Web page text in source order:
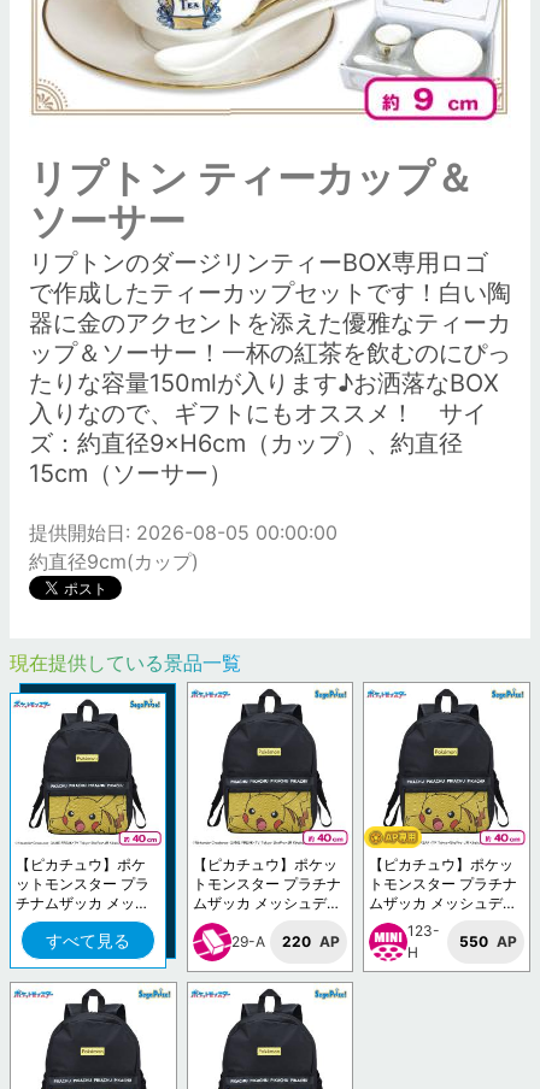
リプトン ティーカップ＆
ソーサー
リプトンのダージリンティーBOX専用ロゴ
で作成したティーカップセットです！白い陶
器に金のアクセントを添えた優雅なティーカ
ップ＆ソーサー！一杯の紅茶を飲むのにぴっ
たりな容量150mlが入ります♪お洒落なBOX
入りなので、ギフトにもオススメ！ サイ
ズ：約直径9×H6cm（カップ）、約直径
15cm（ソーサー）
提供開始日: 2026-08-05 00:00:00
約直径9cm(カップ)
現在提供している景品一覧
【ピカチュウ】ポケ
ットモンスター プラ
チナムザッカ メッシ
ュデザインリュックV
ol.1.5すべて見る
【ピカチュウ】ポケッ
トモンスター プラチナ
ムザッカ メッシュデザ
インリュックVol.1.5
29-A
220 AP
【ピカチュウ】ポケッ
トモンスター プラチナ
ムザッカ メッシュデザ
インリュックVol.1.5
123-
H
550 AP